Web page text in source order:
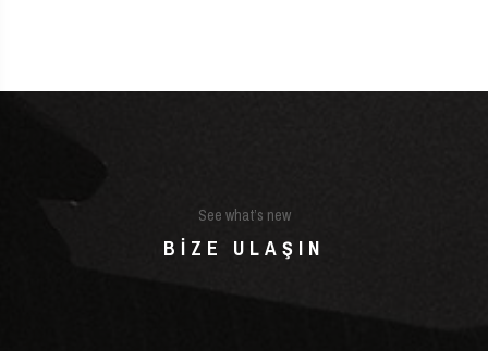
See what’s new
BIZE ULAŞIN